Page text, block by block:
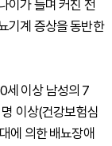
이가 들며 커진 전
기계 증상을 동반한
세 이상 남성의 7
이상(건강보험심
에 의한 배뇨장애